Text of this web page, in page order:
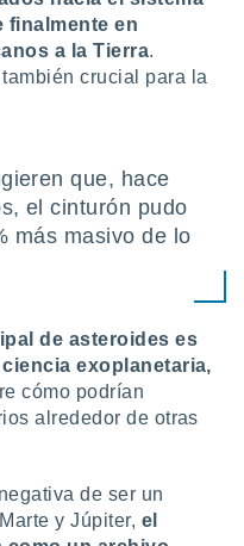
finalmente en
a la Tierra.
crucial para la
que, hace
el cinturón pudo
más masivo de lo
de asteroides es
exoplanetaria,
cómo podrían
alrededor de otras
de ser un
y Júpiter, el